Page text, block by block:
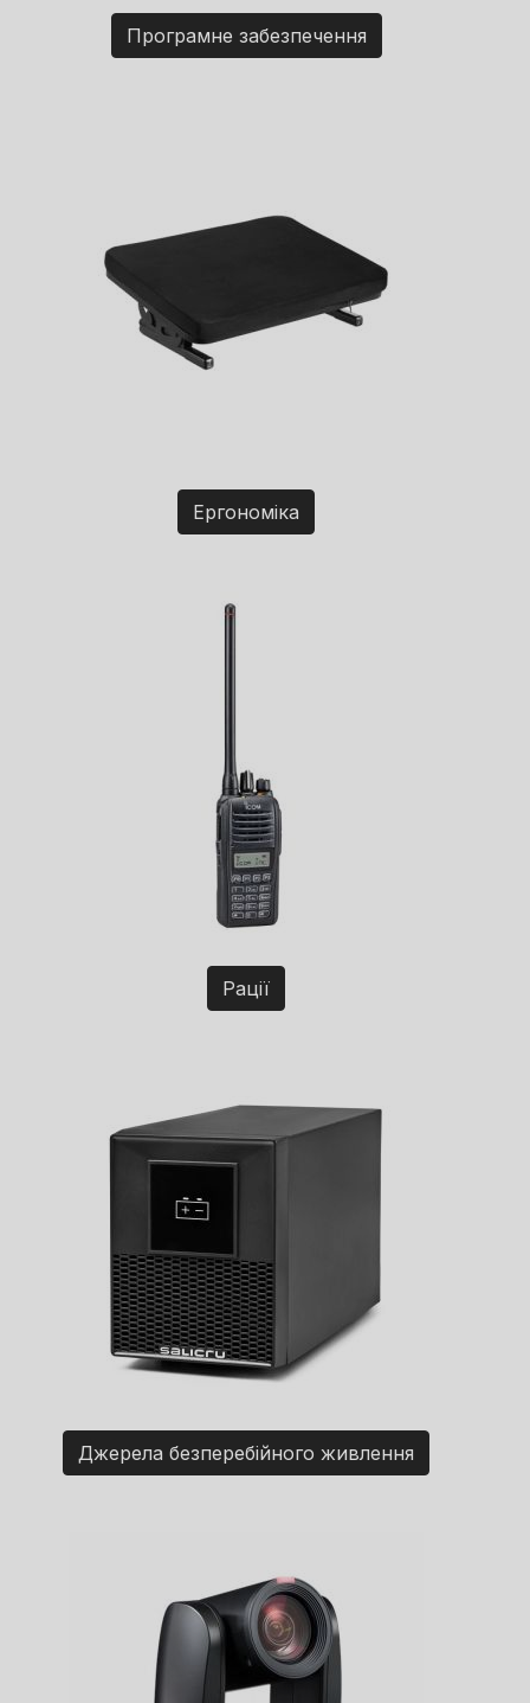
Програмне забезпечення
Ергономіка
Рації
Джерела безперебійного живлення